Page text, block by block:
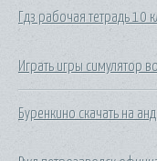
Гдз рабочая тетрадь 10
Играть игры симулятор
Буренкино скачать на